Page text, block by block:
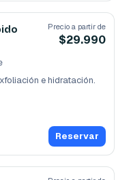
Precio a partir de
$29.990
e hidratación.
para
Reservar